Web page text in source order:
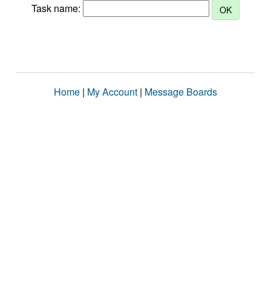
Task name:
Home | My Account | Message Boards